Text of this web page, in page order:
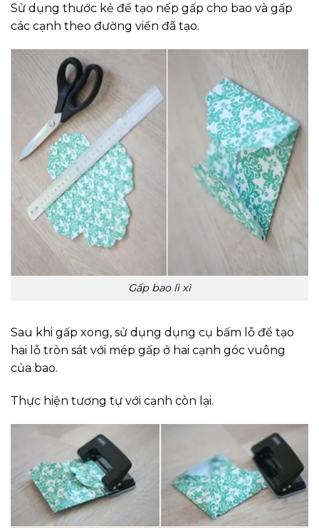
Sử dụng thước kẻ để tạo nếp gấp cho bao và gấp
các cạnh theo đường viền đã tạo.
Gấp bao lì xì
Sau khi gấp xong, sử dụng dụng cụ bấm lỗ để tạo
hai lỗ tròn sát với mép gấp ở hai cạnh góc vuông
của bao.
Thực hiện tương tự với cạnh còn lại.